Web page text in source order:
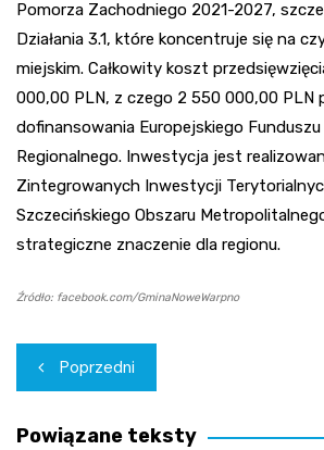
Pomorza Zachodniego 2021-2027,
Działania 3.1, które koncentruje się na
miejskim. Całkowity koszt
000,00 PLN, z czego 2 550 000,00 PLN
dofinansowania Europejskiego
Regionalnego. Inwestycja jest
Zintegrowanych Inwestycji
Szczecińskiego Obszaru
strategiczne znaczenie dla regionu.
Źródło: facebook.com/GminaNoweWarpno
Nawigacja
wpisu
Poprzedni
Powiązane teksty